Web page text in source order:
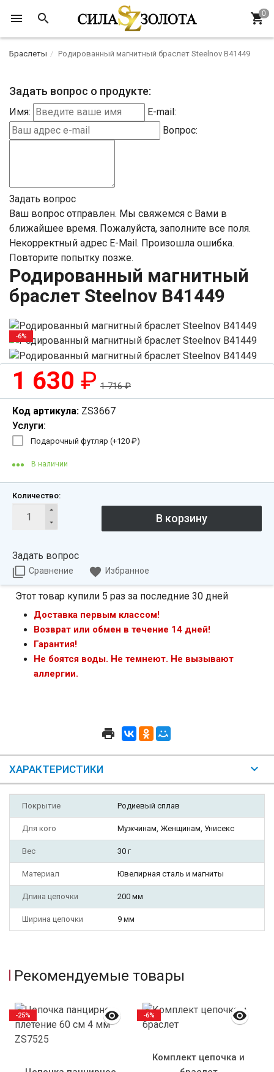
Браслеты Родированный магнитный браслет Steelnov B41449
Задать вопрос о продукте:
Имя:
E-mail:
Вопрос:
Задать вопрос
Ваш вопрос отправлен. Мы свяжемся с Вами в
ближайшее время. Пожалуйста, заполните все поля.
Некорректный адрес E-Mail. Произошла ошибка.
Повторите попытку позже.
Родированный магнитный
браслет Steelnov B41449
-6%
1 630 ₽ 1 716₽
Код артикула: ZS3667
Услуги:
Подарочный футляр (+120 ₽)
В наличии
Количество:
Задать вопрос
Сравнение Избранное
Этот товар купили 5 раз за последние 30 дней
Доставка первым классом!
Возврат или обмен в течение 14 дней!
Гарантия!
Не боятся воды. Не темнеют. Не вызывают
аллергии.
ХАРАКТЕРИСТИКИ
Покрытие Родиевый сплав
Для кого Мужчинам, Женщинам, Унисекс
Вес 30 г
Материал Ювелирная сталь и магниты
Длина цепочки 200 мм
Ширина цепочки 9 мм
Рекомендуемые товары
-25%
Комплект цепочка и
-6%